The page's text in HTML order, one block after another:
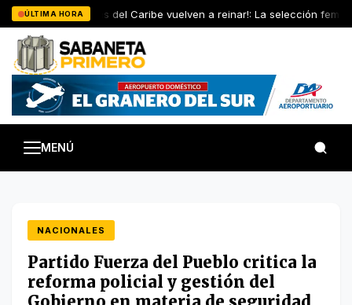
Saltar
al
contenido
ÚLTIMA HORA
¡Las Reinas del Caribe vuelven a reinar!: La selección
MENÚ
NACIONALES
Partido Fuerza del Pueblo critica la
reforma policial y gestión del